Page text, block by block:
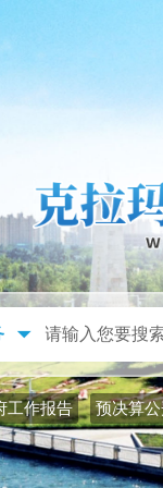
工作报告 预决算